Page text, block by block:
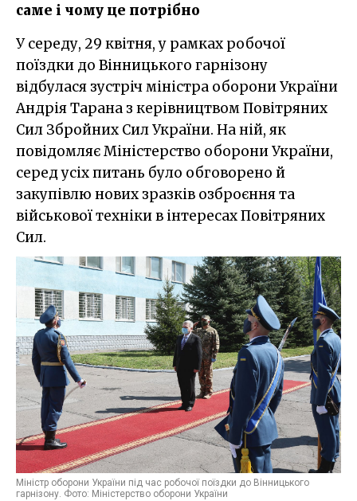
саме і чому це потрібно
У середу, 29 квітня, у рамках робочої
поїздки до Вінницького гарнізону
відбулася зустріч міністра оборони України
Андрія Тарана з керівництвом Повітряних
Сил Збройних Сил України. На ній, як
повідомляє Міністерство оборони України,
серед усіх питань було обговорено й
закупівлю нових зразків озброєння та
військової техніки в інтересах Повітряних
Сил.
Міністр оборони України під час робочої поїздки до Вінницького
гарнізону. Фото: Міністерство оборони України